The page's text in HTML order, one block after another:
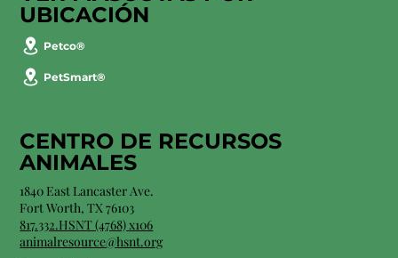
UBICACIÓN
Petco®
PetSmart®
CENTRO DE RECURSOS
ANIMALES
1840 East Lancaster Ave.
Fort Worth, TX 76103
817.332.HSNT (4768) x106
animalresource@hsnt.org